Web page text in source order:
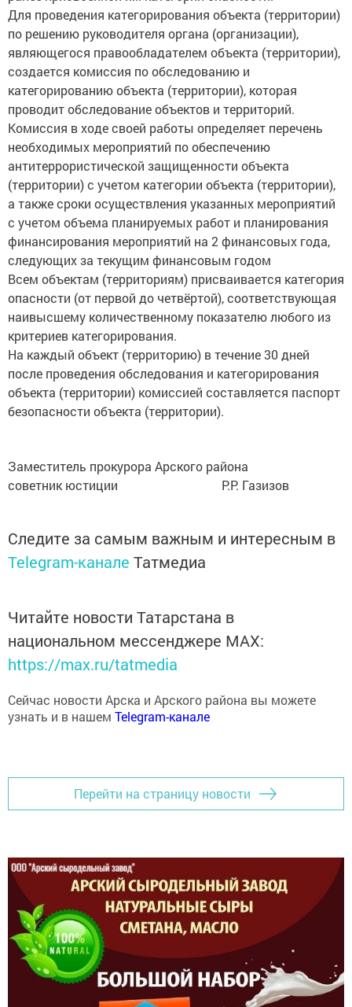
Для проведения категорирования объекта (территории)
по решению руководителя органа (организации),
являющегося правообладателем объекта (территории),
создается комиссия по обследованию и
категорированию объекта (территории), которая
проводит обследование объектов и территорий.
Комиссия в ходе своей работы определяет перечень
необходимых мероприятий по обеспечению
антитеррористической защищенности объекта
(территории) с учетом категории объекта (территории),
а также сроки осуществления указанных мероприятий
с учетом объема планируемых работ и планирования
финансирования мероприятий на 2 финансовых года,
следующих за текущим финансовым годом
Всем объектам (территориям) присваивается категория
опасности (от первой до четвёртой), соответствующая
наивысшему количественному показателю любого из
критериев категорирования.
На каждый объект (территорию) в течение 30 дней
после проведения обследования и категорирования
объекта (территории) комиссией составляется паспорт
безопасности объекта (территории).
Заместитель прокурора Арского района
советник юстиции Р.Р. Газизов
Следите за самым важным и интересным в
Telegram-канале Татмедиа
Читайте новости Татарстана в
национальном мессенджере MАХ:
https://max.ru/tatmedia
Сейчас новости Арска и Арского района вы можете
узнать и в нашем Telegram-канале
Перейти на страницу новости